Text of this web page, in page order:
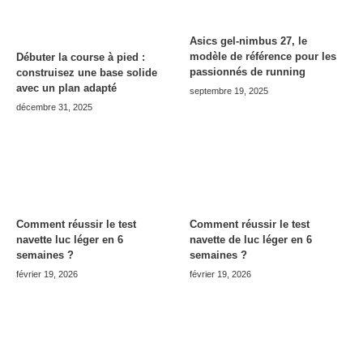
Débuter la course à pied :
construisez une base solide
avec un plan adapté
décembre 31, 2025
Asics gel-nimbus 27, le
modèle de référence pour les
passionnés de running
septembre 19, 2025
Comment réussir le test
navette luc léger en 6
semaines ?
février 19, 2026
Comment réussir le test
navette de luc léger en 6
semaines ?
février 19, 2026